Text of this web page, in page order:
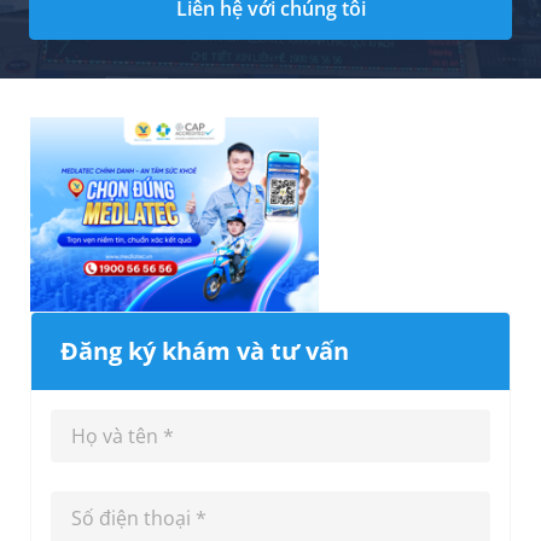
Liên hệ với chúng tôi
Đăng ký khám và tư vấn